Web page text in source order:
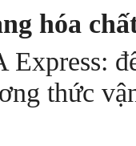
hóa
Express:
thức